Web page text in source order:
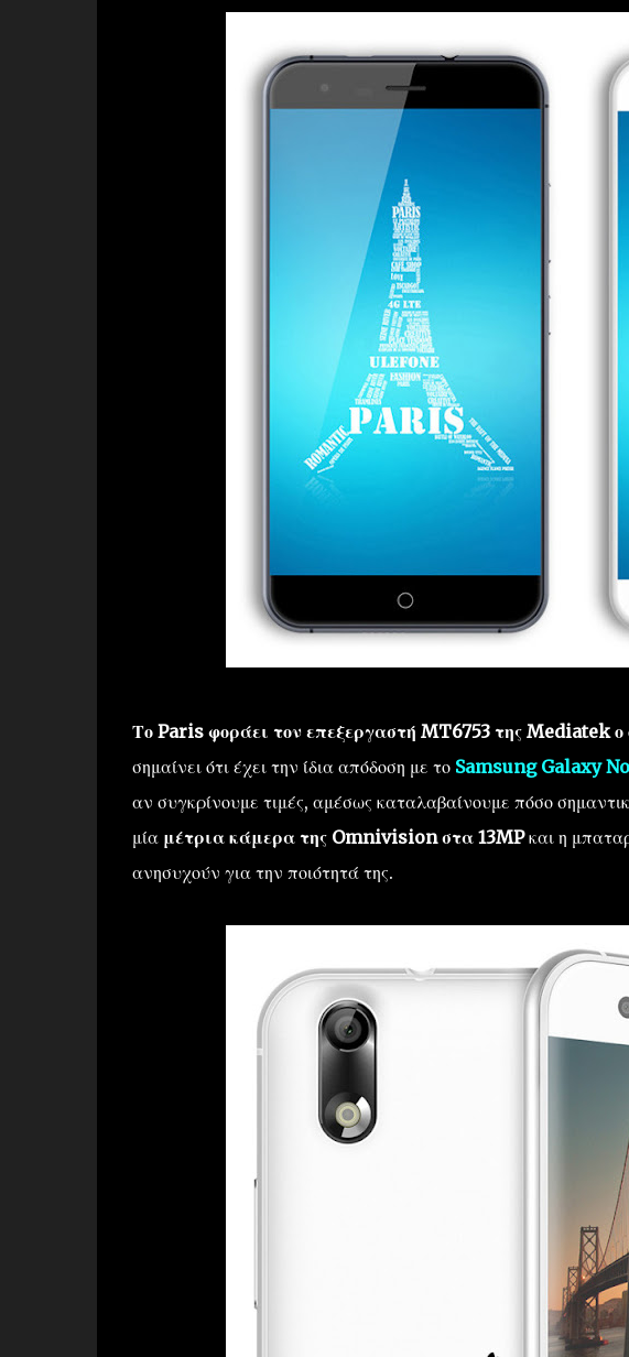
Το Paris φοράει τον επεξεργαστή MT6753 της Mediatek ο
σημαίνει ότι έχει την ίδια απόδοση με το Samsung Galaxy
αν συγκρίνουμε τιμές, αμέσως καταλαβαίνουμε πόσο
μία μέτρια κάμερα της Omnivision στα 13MPκαι η
ανησυχούν για την ποιότητά της.